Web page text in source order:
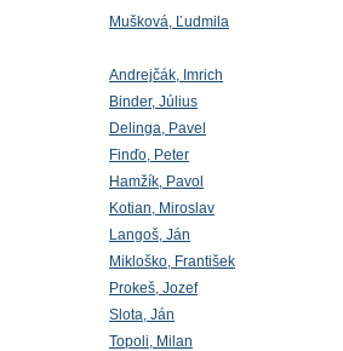
Mušková, Ľudmila
Andrejčák, Imrich
Binder, Július
Delinga, Pavel
Finďo, Peter
Hamžík, Pavol
Kotian, Miroslav
Langoš, Ján
Mikloško, František
Prokeš, Jozef
Slota, Ján
Topoli, Milan